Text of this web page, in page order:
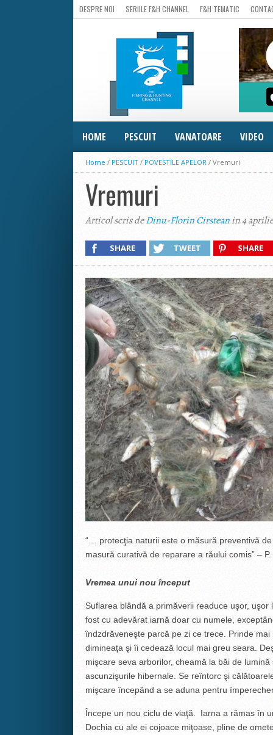
DESPRE NOI SERIILE F&H CHANNEL F&H TEMATIC
HOME PESCUIT VANATOARE VIDEO
Home / PESCUIT / POVESTILE APELOR / Vremuri
Vremuri
Articol scris deDinu-Florin Cirsteanin 4
SHARE TWEET SHARE
“… protecţia naturii este o măsură preventivă
masură curativă de reparare a răului comis” – P.
Vremea unui nou ȋnceput
Suflarea blândă a primăverii readuce uşor,
fost cu adevărat iarnă doar cu numele,
ȋndzdrăveneşte parcă pe zi ce trece. Prinde
dimineaţa şi ȋi cedează locul mai greu seara.
mişcare seva arborilor, cheamă la băi de
ascunzişurile hibernale. Se reȋntorc şi
mişcare ȋncepând a se aduna pentru
Ȋncepe un nou ciclu de viaţă. Iarna a rămas ȋn
Dochia cu ale ei cojoace miţoase, pline de